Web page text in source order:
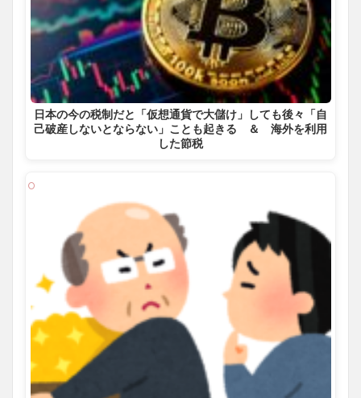
日本の今の税制だと「仮想通貨で大儲け」しても後々「自
己破産しないとならない」ことも起きる ＆ 海外を利用
した節税